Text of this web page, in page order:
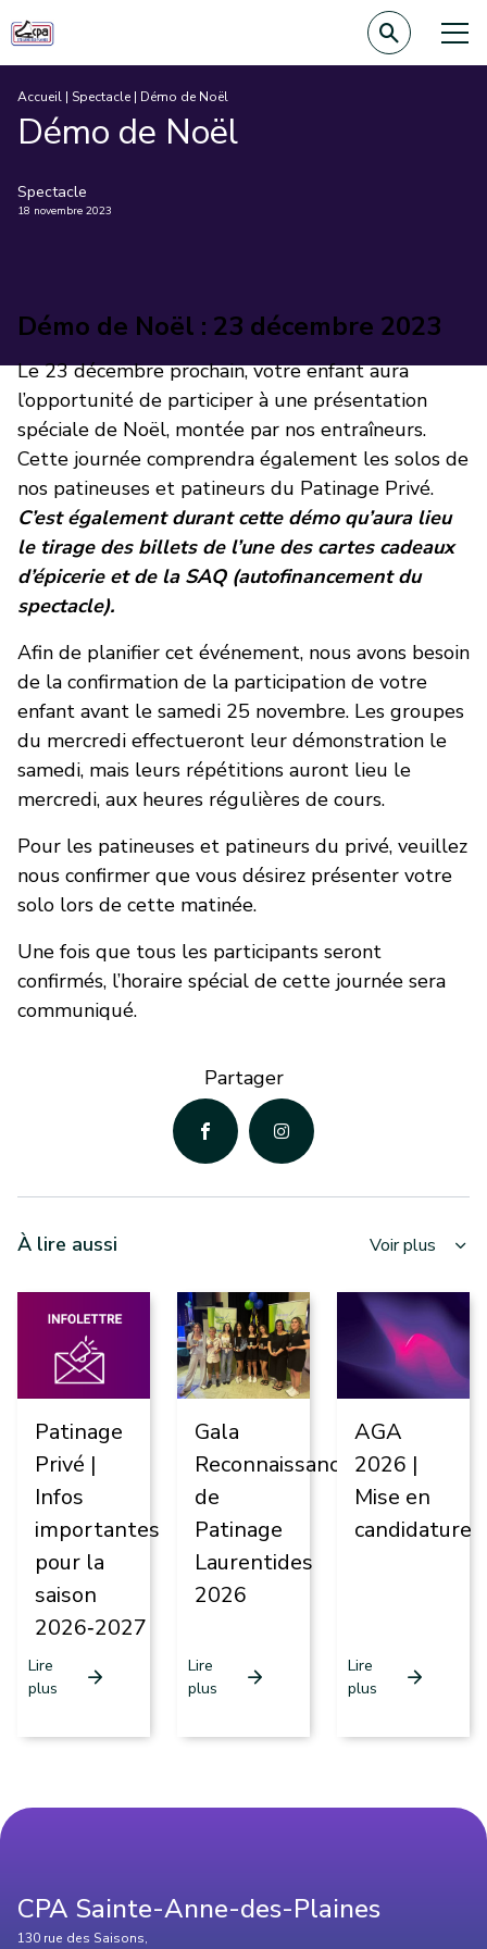
Accueil | Spectacle | Démo de Noël
Démo de Noël
Spectacle
18 novembre 2023
Démo de Noël : 23 décembre 2023
Le 23 décembre prochain, votre enfant aura
l’opportunité de participer à une présentation
spéciale de Noël, montée par nos entraîneurs.
Cette journée comprendra également les solos de
nos patineuses et patineurs du Patinage Privé.
C’est également durant cette démo qu’aura lieu
le tirage des billets de l’une des cartes cadeaux
d’épicerie et de la SAQ (autofinancement du
spectacle).
Afin de planifier cet événement, nous avons besoin
de la confirmation de la participation de votre
enfant avant le samedi 25 novembre. Les groupes
du mercredi effectueront leur démonstration le
samedi, mais leurs répétitions auront lieu le
mercredi, aux heures régulières de cours.
Pour les patineuses et patineurs du privé, veuillez
nous confirmer que vous désirez présenter votre
solo lors de cette matinée.
Une fois que tous les participants seront
confirmés, l’horaire spécial de cette journée sera
communiqué.
Partager
À lire aussi Voir plus
Patinage
Privé |
Infos
importantes
pour la
saison
2026‑2027
Lire
plus
arrow_forward
Gala
Reconnaissance
de
Patinage
Laurentides
2026
Lire
plus
arrow_forward
AGA
2026 |
Mise en
candidature
Lire
plus
arrow_forward
CPA Sainte-Anne-des-Plaines
130 rue des Saisons,